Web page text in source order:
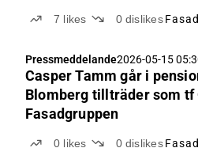
lönsamhet jämfört med
marknadsförhållanden och
motvindar. Vi förväntar oss
återhämtning från Q2'26 och
takt med att
utförandet av Clear Lines
7 likes 0 dislikes
Pressmeddelande2026-05-15
Casper Tamm går i
Blomberg tillträder som tf
Fasadgruppen
0 likes 0 dislikes